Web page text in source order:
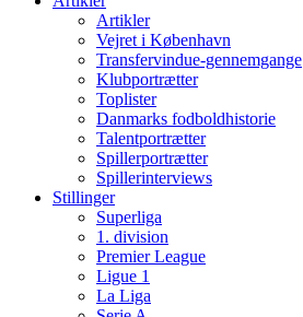
Artikler
Vejret i København
Transfervindue-gennemgange
Klubportrætter
Toplister
Danmarks fodboldhistorie
Talentportrætter
Spillerportrætter
Spillerinterviews
Stillinger
Superliga
1. division
Premier League
Ligue 1
La Liga